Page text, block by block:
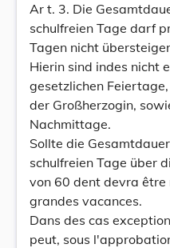
Ar t. 3. Die
schulfreien Tage darf
Tagen nicht
Hierin sind indes nicht
gesetzlichen
der Großherzogin,
Nachmittage.
Sollte die
schulfreien Tage über
von 60 dent devra être
grandes vacances.
Dans des cas
peut, sous